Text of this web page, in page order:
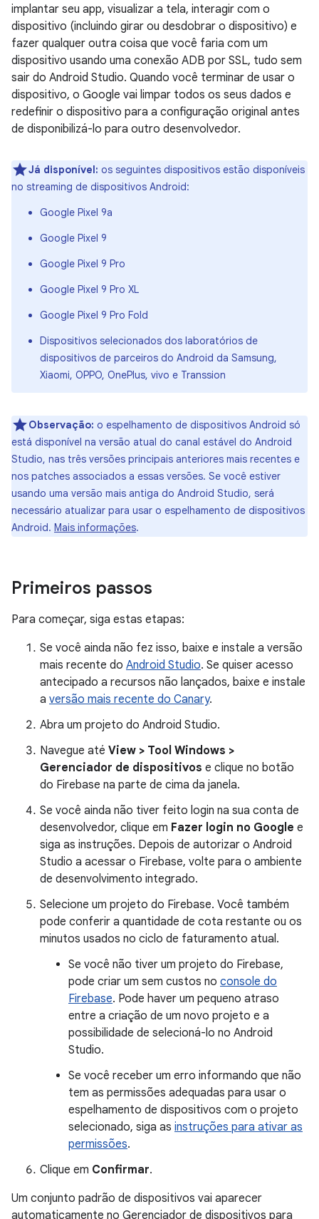
implantar seu app, visualizar a tela, interagir com o
dispositivo (incluindo girar ou desdobrar o dispositivo) e
fazer qualquer outra coisa que você faria com um
dispositivo usando uma conexão ADB por SSL, tudo sem
sair do Android Studio. Quando você terminar de usar o
dispositivo, o Google vai limpar todos os seus dados e
redefinir o dispositivo para a configuração original antes
de disponibilizá-lo para outro desenvolvedor.
Já disponível: os seguintes dispositivos estão disponíveis
no streaming de dispositivos Android:
Google Pixel 9a
Google Pixel 9
Google Pixel 9 Pro
Google Pixel 9 Pro XL
Google Pixel 9 Pro Fold
Dispositivos selecionados dos laboratórios de
dispositivos de parceiros do Android da Samsung,
Xiaomi, OPPO, OnePlus, vivo e Transsion
Observação: o espelhamento de dispositivos Android só
está disponível na versão atual do canal estável do Android
Studio, nas três versões principais anteriores mais recentes e
nos patches associados a essas versões. Se você estiver
usando uma versão mais antiga do Android Studio, será
necessário atualizar para usar o espelhamento de dispositivos
Android. Mais informações.
Primeiros passos
Para começar, siga estas etapas:
Se você ainda não fez isso, baixe e instale a versão
mais recente do Android Studio. Se quiser acesso
antecipado a recursos não lançados, baixe e instale
a versão mais recente do Canary.
Abra um projeto do Android Studio.
Navegue até View > Tool Windows >
Gerenciador de dispositivos e clique no botão
do Firebase na parte de cima da janela.
Se você ainda não tiver feito login na sua conta de
desenvolvedor, clique em Fazer login no Google e
siga as instruções. Depois de autorizar o Android
Studio a acessar o Firebase, volte para o ambiente
de desenvolvimento integrado.
Selecione um projeto do Firebase. Você também
pode conferir a quantidade de cota restante ou os
minutos usados no ciclo de faturamento atual.
Se você não tiver um projeto do Firebase,
pode criar um sem custos no console do
Firebase. Pode haver um pequeno atraso
entre a criação de um novo projeto e a
possibilidade de selecioná-lo no Android
Studio.
Se você receber um erro informando que não
tem as permissões adequadas para usar o
espelhamento de dispositivos com o projeto
selecionado, siga as instruções para ativar as
permissões.
Clique em Confirmar.
Um conjunto padrão de dispositivos vai aparecer
automaticamente no Gerenciador de dispositivos para